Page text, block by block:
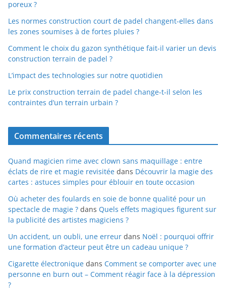
poreux ?
Les normes construction court de padel changent-elles dans
les zones soumises à de fortes pluies ?
Comment le choix du gazon synthétique fait-il varier un devis
construction terrain de padel ?
L’impact des technologies sur notre quotidien
Le prix construction terrain de padel change-t-il selon les
contraintes d’un terrain urbain ?
Commentaires récents
Quand magicien rime avec clown sans maquillage : entre
éclats de rire et magie revisitée dans Découvrir la magie des
cartes : astuces simples pour éblouir en toute occasion
Où acheter des foulards en soie de bonne qualité pour un
spectacle de magie ? dans Quels effets magiques figurent sur
la publicité des artistes magiciens ?
Un accident, un oubli, une erreur dans Noël : pourquoi offrir
une formation d’acteur peut être un cadeau unique ?
Cigarette électronique dans Comment se comporter avec une
personne en burn out – Comment réagir face à la dépression
?